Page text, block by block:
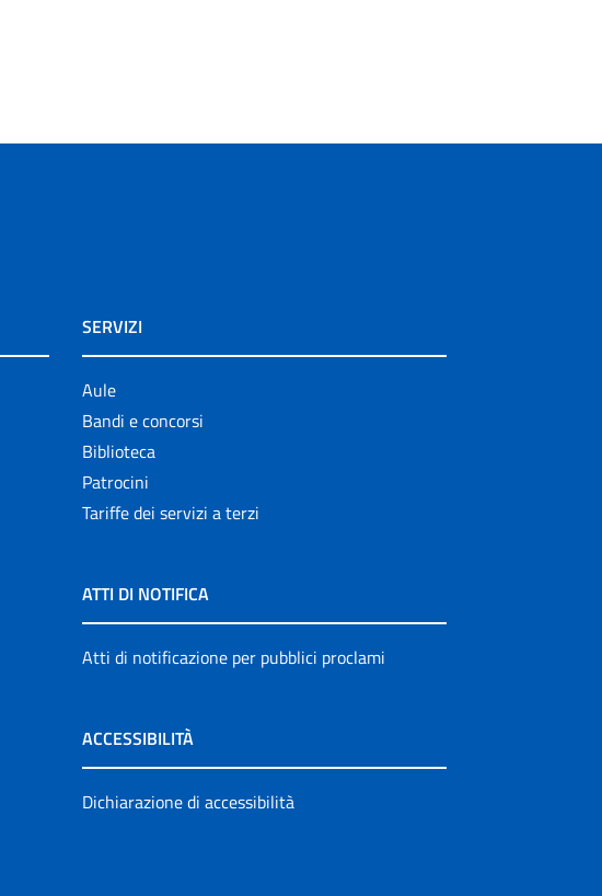
SERVIZI
Aule
Bandi e concorsi
Biblioteca
Patrocini
Tariffe dei servizi a terzi
ATTI DI NOTIFICA
Atti di notificazione per pubblici proclami
ACCESSIBILITÀ
Dichiarazione di accessibilità